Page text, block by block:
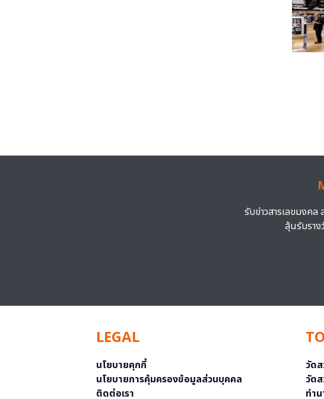
รับข่าวสารเลขมงคล
ลุ้นรับราง
LEGAL
นโยบายคุกกี้
นโยบายการคุ้มครองข้อมูลส่วนบุคคล
ติดต่อเรา
วัด
วัด
ทำ